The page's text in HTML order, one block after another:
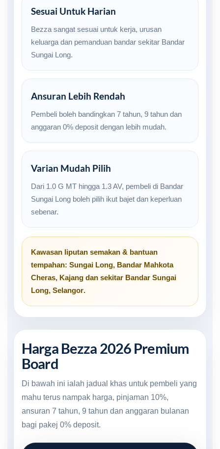
Sesuai Untuk Harian
Bezza sangat sesuai untuk kerja, urusan
keluarga dan pemanduan bandar sekitar Bandar
Sungai Long.
Ansuran Lebih Rendah
Pembeli boleh bandingkan 7 tahun, 9 tahun dan
anggaran 0% deposit dengan lebih mudah.
Varian Mudah Pilih
Dari 1.0 G MT hingga 1.3 AV, pembeli di Bandar
Sungai Long boleh pilih ikut bajet dan keperluan
sebenar.
Kawasan liputan semakan & bantuan
tempahan: Sungai Long, Bandar Mahkota
Cheras, Kajang dan sekitar Bandar Sungai
Long, Selangor.
Harga Bezza 2026 Premium
Board
Di bawah ini ialah jadual khas untuk pembeli yang
mahu terus nampak harga, pinjaman 10%,
ansuran 7 tahun, 9 tahun dan anggaran bulanan
bagi pakej 0% deposit.